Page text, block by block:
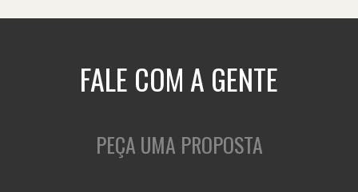
FALE COM A GENTE
PEÇA UMA PROPOSTA